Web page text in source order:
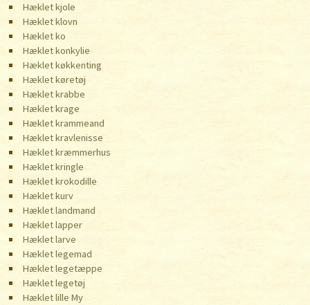
Hæklet kjole
Hæklet klovn
Hæklet ko
Hæklet konkylie
Hæklet køkkenting
Hæklet køretøj
Hæklet krabbe
Hæklet krage
Hæklet krammeand
Hæklet kravlenisse
Hæklet kræmmerhus
Hæklet kringle
Hæklet krokodille
Hæklet kurv
Hæklet landmand
Hæklet lapper
Hæklet larve
Hæklet legemad
Hæklet legetæppe
Hæklet legetøj
Hæklet lille My